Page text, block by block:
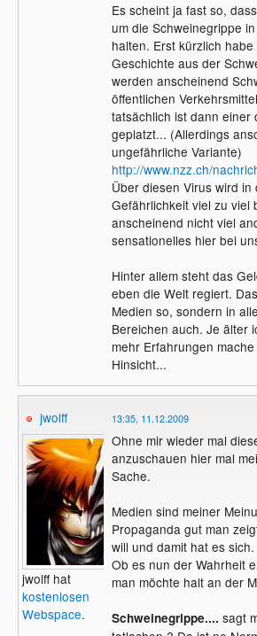
Es scheint ja fast so,
um die Schweinegrippe
halten. Erst kürzlich
Geschichte aus der
werden anscheinend
öffentlichen
tatsächlich ist dann einer
geplatzt... (Allerdings
ungefährliche Variante)
http://www.nzz.ch/
Über diesen Virus wird
Gefährlichkeit viel zu viel
anscheinend nicht viel
sensationelles hier bei
Hinter allem steht das
eben die Welt regiert.
Medien so, sondern in
Bereichen auch. Je älter
mehr Erfahrungen
Hinsicht...
jwolff
jwolff hat
kostenlosen
Webspace.
13:35, 11.12.2009
Ohne mir wieder mal
anzuschauen hier mal
Sache.
Medien sind meiner
Propaganda gut man
will und damit hat es sich.
Ob es nun der Wahrheit
man möchte halt an der
Schweinegrippe.... sagt